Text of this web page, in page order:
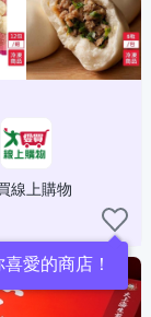
線上購物
愛的商店！